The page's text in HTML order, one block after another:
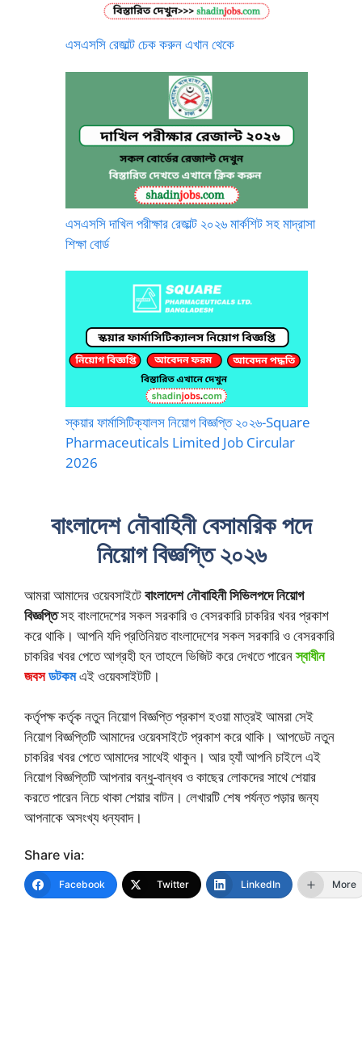
এসএসসি রেজাল্ট চেক করুন এখান থেকে
এসএসসি দাখিল পরীক্ষার রেজাল্ট ২০২৬ মার্কশিট সহ মাদ্রাসা
শিক্ষা বোর্ড
স্কয়ার ফার্মাসিটিক্যালস নিয়োগ বিজ্ঞপ্তি ২০২৬-Square
Pharmaceuticals Limited Job Circular
2026
বাংলাদেশ নৌবাহিনী বেসামরিক পদে
নিয়োগ বিজ্ঞপ্তি ২০২৬
আমরা আমাদের ওয়েবসাইটেবাংলাদেশ নৌবাহিনী সিভিলপদে নিয়োগ
বিজ্ঞপ্তিসহ বাংলাদেশের সকল সরকারি ও বেসরকারি চাকরির খবর প্রকাশ
করে থাকি। আপনি যদি প্রতিনিয়ত বাংলাদেশের সকল সরকারি ও বেসরকারি
চাকরির খবর পেতে আগ্রহী হন তাহলে ভিজিট করে দেখতে পারেনস্বাধীন
জবসডটকমএই ওয়েবসাইটটি।
কর্তৃপক্ষ কর্তৃক নতুন নিয়োগ বিজ্ঞপ্তি প্রকাশ হওয়া মাত্রই আমরা সেই
নিয়োগ বিজ্ঞপ্তিটি আমাদের ওয়েবসাইটে প্রকাশ করে থাকি। আপডেট নতুন
চাকরির খবর পেতে আমাদের সাথেই থাকুন। আর হ্যাঁ আপনি চাইলে এই
নিয়োগ বিজ্ঞপ্তিটি আপনার বন্ধু-বান্ধব ও কাছের লোকদের সাথে শেয়ার
করতে পারেন নিচে থাকা শেয়ার বাটন। লেখারটি শেষ পর্যন্ত পড়ার জন্য
আপনাকে অসংখ্য ধন্যবাদ।
Share via:
Facebook Twitter LinkedIn More